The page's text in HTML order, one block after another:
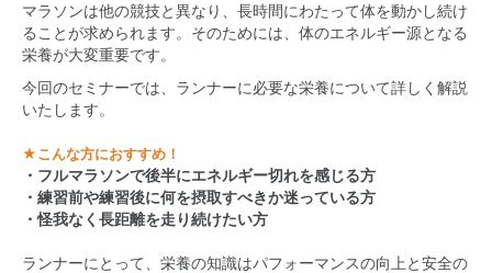
マラソンは他の競技と異なり、長時間にわたって体を動かし続け
ることが求められます。そのためには、体のエネルギー源となる
栄養が大変重要です。
今回のセミナーでは、ランナーに必要な栄養について詳しく解説
いたします。
★こんな方におすすめ！
・フルマラソンで後半にエネルギー切れを感じる方
・練習前や練習後に何を摂取すべきか迷っている方
・怪我なく長距離を走り続けたい方
ランナーにとって、栄養の知識はパフォーマンスの向上と安全の